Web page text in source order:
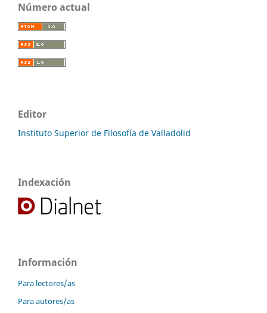
Número actual
Editor
Instituto Superior de Filosofía de Valladolid
Indexación
Información
Para lectores/as
Para autores/as